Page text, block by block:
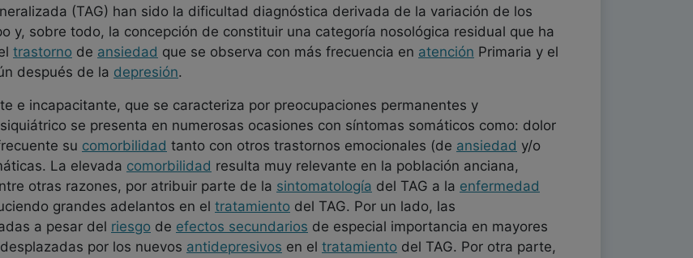
(TAG) han sido la dificultad diagnóstica derivada de la variación de los
y, sobre todo, la concepción de constituir una categoría nosológica residual que ha
trastorno de ansiedad que se observa con más frecuencia en atención Primaria y el
después de la depresión.
e incapacitante, que se caracteriza por preocupaciones permanentes y
se presenta en numerosas ocasiones con síntomas somáticos como: dolor
su comorbilidad tanto con otros trastornos emocionales (de ansiedad y/o
La elevada comorbilidad resulta muy relevante en la población anciana,
otras razones, por atribuir parte de la sintomatología del TAG a la enfermedad
grandes adelantos en el tratamiento del TAG. Por un lado, las
a pesar del riesgo de efectos secundarios de especial importancia en mayores
por los nuevos antidepresivos en el tratamiento del TAG. Por otra parte,